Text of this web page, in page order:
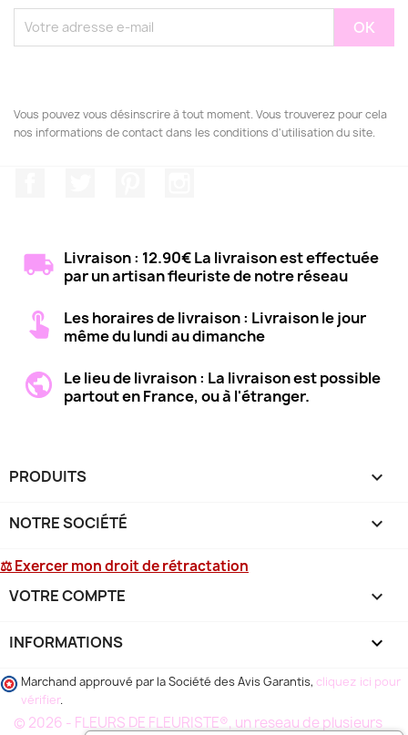
Vous pouvez vous désinscrire à tout moment. Vous trouverez pour cela
nos informations de contact dans les conditions d'utilisation du site.
Livraison : 12.90€ La livraison est effectuée
par un artisan fleuriste de notre réseau
Les horaires de livraison : Livraison le jour
même du lundi au dimanche
Le lieu de livraison : La livraison est possible
partout en France, ou à l'étranger.
PRODUITS 
NOTRE SOCIÉTÉ 
⚖ Exercer mon droit de rétractation
VOTRE COMPTE 
INFORMATIONS keyboard_arrow_down
Marchand approuvé par la Société des Avis Garantis, cliquez ici pour
vérifier.
© 2026 - FLEURS DE FLEURISTE®, un reseau de plusieurs